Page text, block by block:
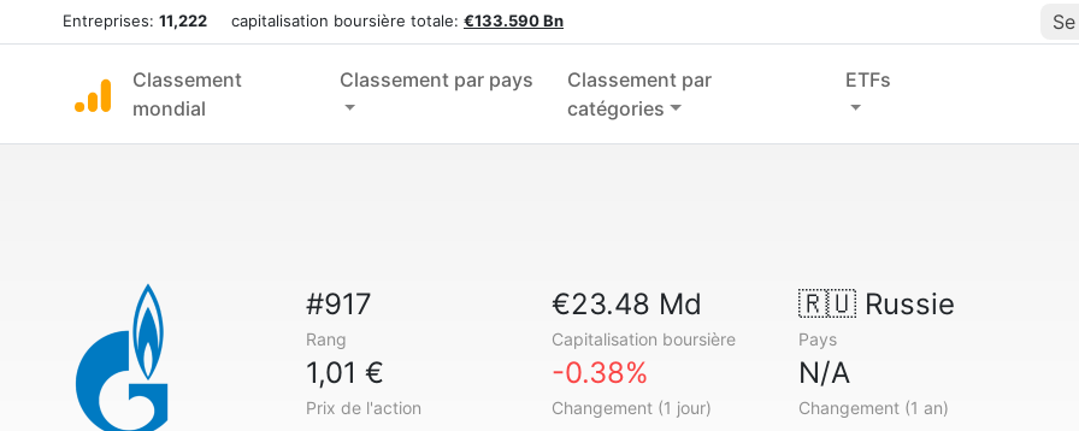
Entreprises: 11,222 capitalisation boursière totale: €133.590 Bn
Classement
mondial
Classement par pays
Classement par
catégories
ETFs
#917
Rang
€23.48 Md
Capitalisation boursière
🇷🇺Russie
Pays
1,01 €
Prix de l'action
-0.38%
Changement (1 jour)
N/A
Changement (1 an)